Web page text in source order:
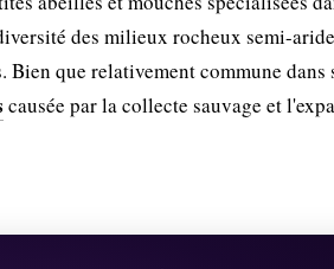
des milieux rocheux semi-
que relativement commune
causée par la collecte sauvage et